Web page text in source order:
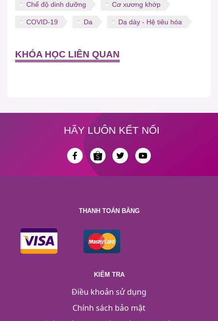
Chế độ dinh dưỡng Cơ xương khớp
COVID-19 Da Dạ dày - Hệ tiêu hóa
KHÓA HỌC LIÊN QUAN
HÃY LUÔN KẾT NỐI
THANH TOÁN BẰNG
KIỂM TRA
Điều khoản sử dụng
Chính sách bảo mật